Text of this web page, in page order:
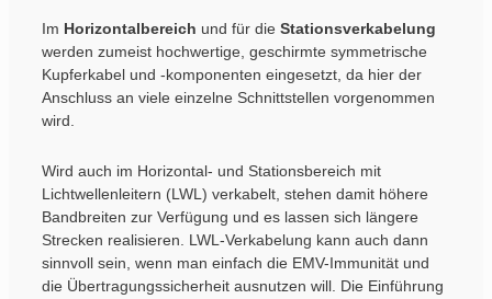
Im Horizontalbereich und für die Stationsverkabelung
werden zumeist hochwertige, geschirmte symmetrische
Kupferkabel und -komponenten eingesetzt, da hier der
Anschluss an viele einzelne Schnittstellen vorgenommen
wird.
Wird auch im Horizontal- und Stationsbereich mit
Lichtwellenleitern (LWL) verkabelt, stehen damit höhere
Bandbreiten zur Verfügung und es lassen sich längere
Strecken realisieren. LWL-Verkabelung kann auch dann
sinnvoll sein, wenn man einfach die EMV-Immunität und
die Übertragungssicherheit ausnutzen will. Die Einführung